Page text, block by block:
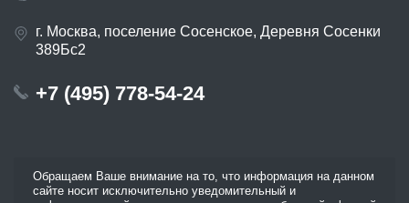
г. Москва, поселение Сосенское, Деревня Сосенки
389Бс2
+7 (495) 778-54-24
Обращаем Ваше внимание на то, что информация на данном
сайте носит исключительно уведомительный и